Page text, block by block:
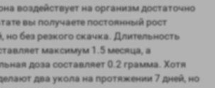
воздействует на организм достаточно
вы получаете постоянный рост
но без резкого скачка. Длительность
максимум 1.5 месяца, а
доза составляет 0.2 грамма. Хотя
два укола на протяжении 7 дней, но